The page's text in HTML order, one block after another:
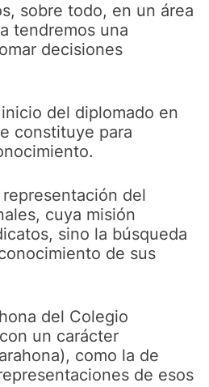
sobre todo, en un área
tendremos una
decisiones
del diplomado en
constituye para
del
cuya misión
sino la búsqueda
de sus
del Colegio
un carácter
como la de
de esos